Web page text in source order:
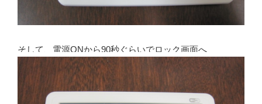
そして、電源ONから90秒ぐらいでロック画面へ